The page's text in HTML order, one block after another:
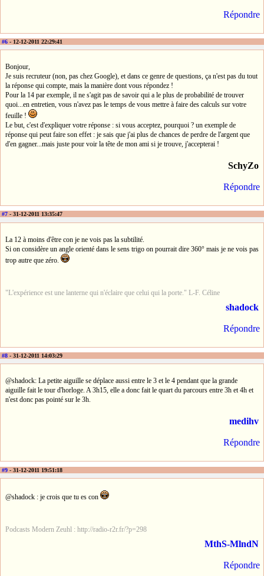
Répondre
#6 - 12-12-2011 22:29:41
Bonjour,
Je suis recruteur (non, pas chez Google), et dans ce genre de questions, ça n'est pas du tout
la réponse qui compte, mais la manière dont vous répondez !
Pour la 14 par exemple, il ne s'agit pas de savoir qui a le plus de probabilité de trouver
quoi...en entretien, vous n'avez pas le temps de vous mettre à faire des calculs sur votre
feuille !
Le but, c'est d'expliquer votre réponse : si vous acceptez, pourquoi ? un exemple de
réponse qui peut faire son effet : je sais que j'ai plus de chances de perdre de l'argent que
d'en gagner...mais juste pour voir la tête de mon ami si je trouve, j'accepterai !
SchyZo
Répondre
#7 - 31-12-2011 13:35:47
La 12 à moins d'être con je ne vois pas la subtilité.
Si on considère un angle orienté dans le sens trigo on pourrait dire 360° mais je ne vois pas
trop autre que zéro.
"L'expérience est une lanterne qui n'éclaire que celui qui la porte." L-F. Céline
shadock
Répondre
#8 - 31-12-2011 14:03:29
@shadock: La petite aiguille se déplace aussi entre le 3 et le 4 pendant que la grande
aiguille fait le tour d'horloge. A 3h15, elle a donc fait le quart du parcours entre 3h et 4h et
n'est donc pas pointé sur le 3h.
medihv
Répondre
#9 - 31-12-2011 19:51:18
@shadock : je crois que tu es con
Podcasts Modern Zeuhl : http://radio-r2r.fr/?p=298
MthS-MlndN
Répondre